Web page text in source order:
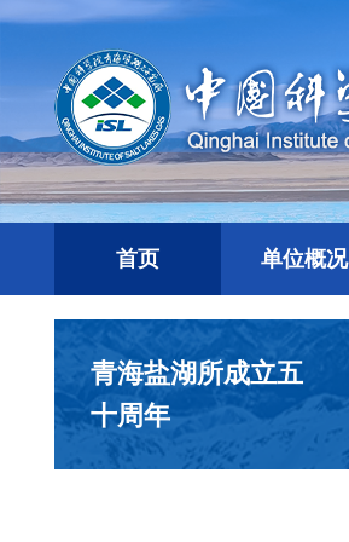
首页 单位概况
青海盐湖所成立五
十周年